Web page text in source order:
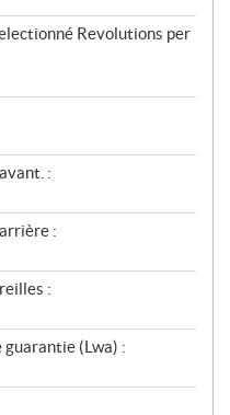
Revolutions per
:
:
:
guarantie (Lwa) :